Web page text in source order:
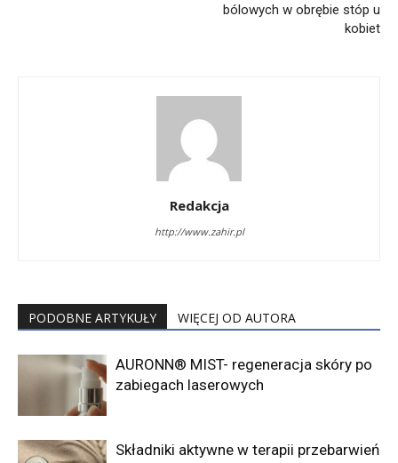
bólowych w obrębie stóp u
kobiet
Redakcja
http://www.zahir.pl
PODOBNE ARTYKUŁY WIĘCEJ OD AUTORA
AURONN® MIST- regeneracja skóry po
zabiegach laserowych
Składniki aktywne w terapii przebarwień